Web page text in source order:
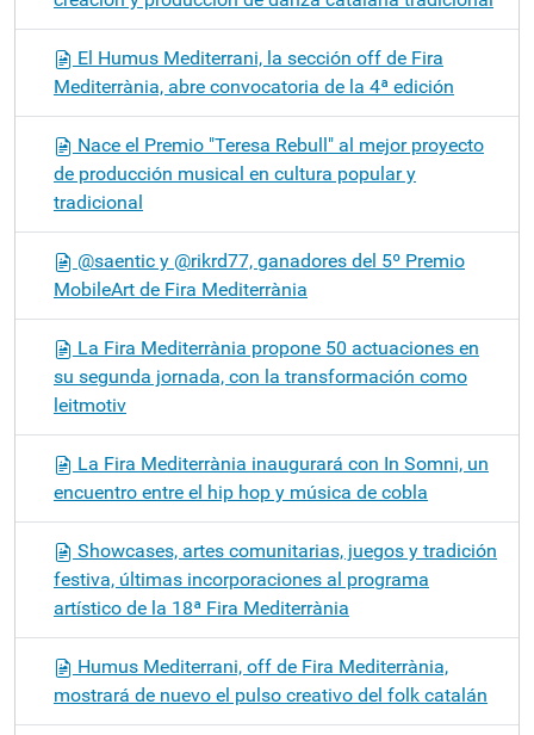
El Humus Mediterrani, la sección off de Fira
Mediterrània, abre convocatoria de la 4ª edición
Nace el Premio "Teresa Rebull" al mejor proyecto
de producción musical en cultura popular y
tradicional
@saentic y @rikrd77, ganadores del 5º Premio
MobileArt de Fira Mediterrània
La Fira Mediterrània propone 50 actuaciones en
su segunda jornada, con la transformación como
leitmotiv
La Fira Mediterrània inaugurará con In Somni, un
encuentro entre el hip hop y música de cobla
Showcases, artes comunitarias, juegos y tradición
festiva, últimas incorporaciones al programa
artístico de la 18ª Fira Mediterrània
Humus Mediterrani, off de Fira Mediterrània,
mostrará de nuevo el pulso creativo del folk catalán